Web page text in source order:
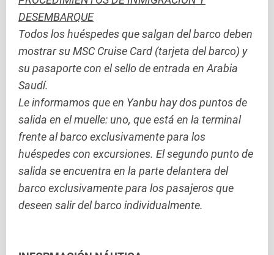
DESEMBARQUE
Todos los huéspedes que salgan del barco deben
mostrar su MSC Cruise Card (tarjeta del barco) y
su pasaporte con el sello de entrada en Arabia
Saudí.
Le informamos que en Yanbu hay dos puntos de
salida en el muelle: uno, que está en la terminal
frente al barco exclusivamente para los
huéspedes con excursiones. El segundo punto de
salida se encuentra en la parte delantera del
barco exclusivamente para los pasajeros que
deseen salir del barco individualmente.